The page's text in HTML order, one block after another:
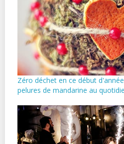
Zéro déchet en ce début
pelures de mandarine au